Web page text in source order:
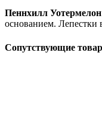
Пеннхилл Уотермелон
основанием. Лепестки
Сопутствующие